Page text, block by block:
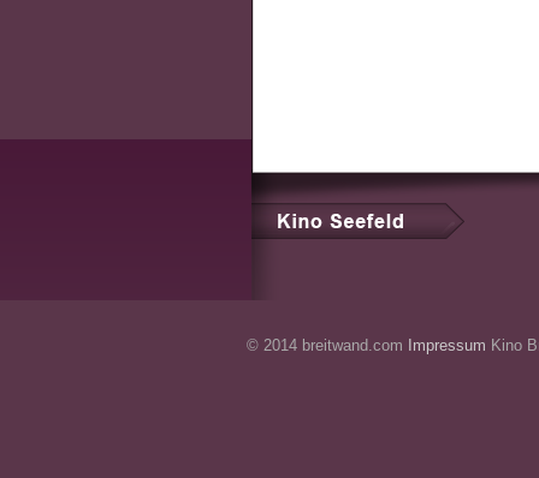
© 2014 breitwand.com Impressum Kino